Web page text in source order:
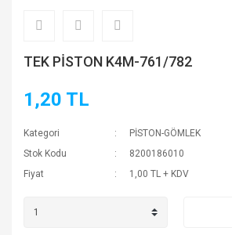
TEK PİSTON K4M-761/782
1,20 TL
Kategori
PİSTON-GÖMLEK
Stok Kodu
8200186010
Fiyat
1,00 TL + KDV